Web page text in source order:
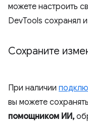
можете настроить
DevTools сохранял
Сохраните
При наличии
вы можете
помощником ИИ,